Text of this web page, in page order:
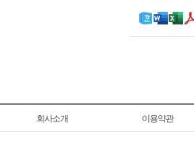
회사소개 이용약관